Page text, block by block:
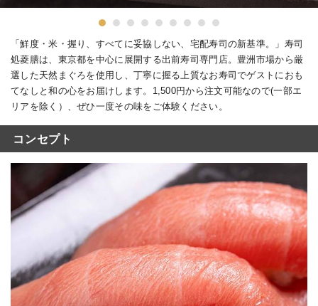
「鮮度・米・握り、すべてに妥協しない、宅配寿司の新基準。」寿司
処菱膳は、東京都を中心に展開する出前寿司専門店。豊洲市場から厳
選した天然まぐろを使用し、丁寧に握る上質なお寿司でゲストにおも
てなしと和の心をお届けします。1,500円から注文可能なので(一部エ
リアを除く）、ぜひ一度その味をご体験ください。
コンセプト